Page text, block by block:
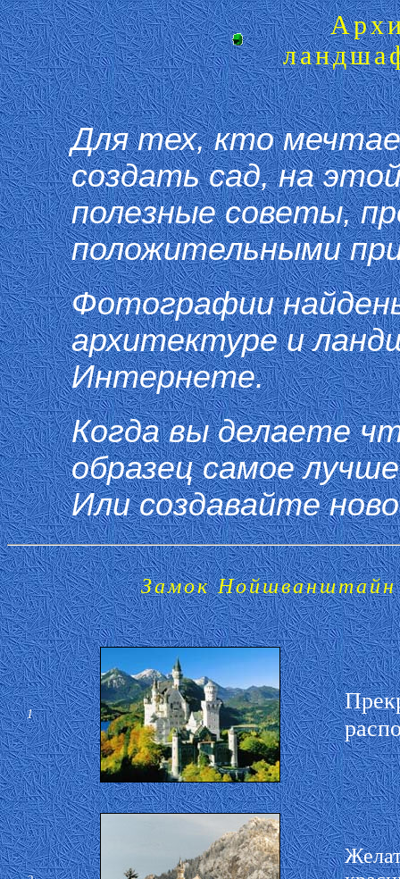
Для тех, кто
создать сад, на
полезные советы,
положительными
Фотографии
архитектуре и
Интернете.
Когда вы делаете
образец самое
Или создавайте
Замок Нойшванштайн
1